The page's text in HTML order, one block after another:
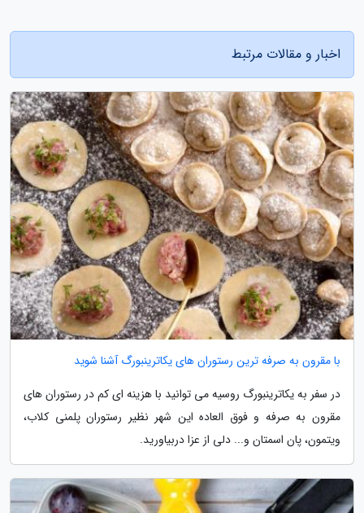
اخبار و مقالات مرتبط
با مقرون به صرفه ترین رستوران های یکاترینبورگ آشنا شوید
در سفر به یکاترینبورگ روسیه می توانید با هزینه ای کم در رستوران های
مقرون به صرفه و فوق العاده این شهر نظیر رستوران پلمنی کلاب،
ویتمون، پان اسمتان و... دلی از عزا دربیاورید.